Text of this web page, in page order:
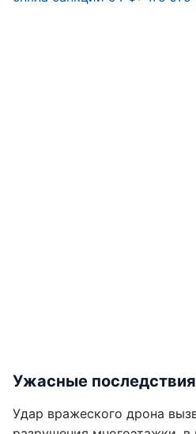
Ужасные
Удар вражеского дрона